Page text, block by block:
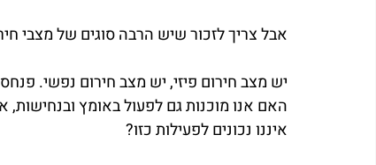
אבל צריך לזכור שיש הרבה סוגים של מצבי
יש מצב חירום פיזי, יש מצב חירום נפשי.
האם אנו מוכנות גם לפעול באומץ ובנחישות,
איננו נכונים לפעילות כזו?